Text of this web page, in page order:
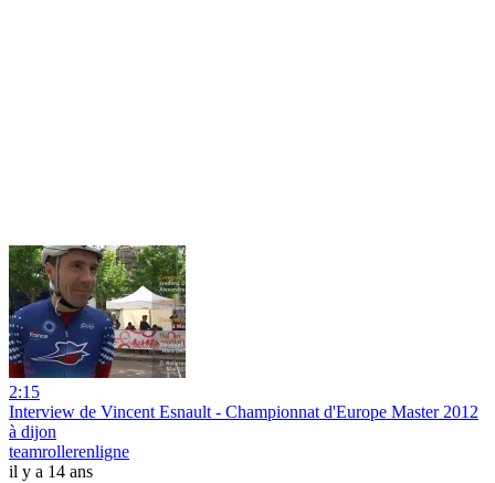
2:15
Interview de Vincent Esnault - Championnat d'Europe Master 2012
à dijon
teamrollerenligne
il y a 14 ans